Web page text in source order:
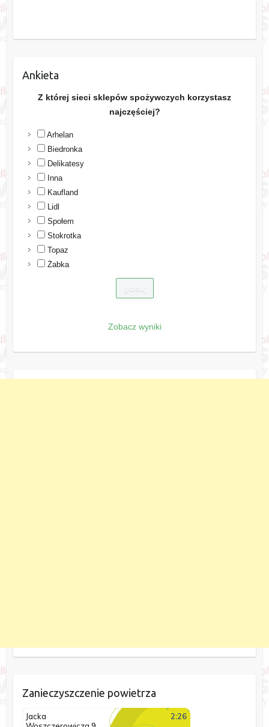
Ankieta
Z której sieci sklepów spożywczych korzystasz
najczęściej?
Arhelan
Biedronka
Delikatesy
Inna
Kaufland
Lidl
Społem
Stokrotka
Topaz
Żabka
Zobacz wyniki
Zanieczyszczenie powietrza